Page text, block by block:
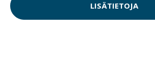
LISÄTIETOJA